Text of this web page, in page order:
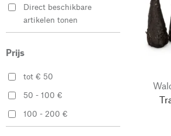
designimdorf
Diederich/Moustakidis
Volkskunst Richard
flora perpetua
Direct beschikbare
artikelen tonen
Prijs
tot € 50
50 - 100 €
100 - 200 €